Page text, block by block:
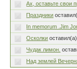
Ах, оставьте свои
Праздники
In memorum .Jim
Осколки
Чудак лимон.
Над землей